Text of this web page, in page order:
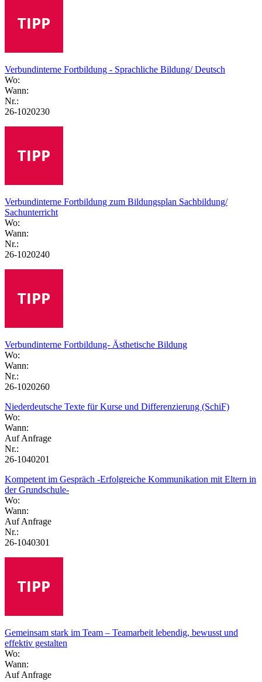
Verbundinterne Fortbildung - Sprachliche Bildung/ Deutsch
Wo:
Wann:
Nr.:
26-1020230
Verbundinterne Fortbildung zum Bildungsplan Sachbildung/
Sachunterricht
Wo:
Wann:
Nr.:
26-1020240
Verbundinterne Fortbildung- Ästhetische Bildung
Wo:
Wann:
Nr.:
26-1020260
Niederdeutsche Texte für Kurse und Differenzierung (SchiF)
Wo:
Wann:
Auf Anfrage
Nr.:
26-1040201
Kompetent im Gespräch -Erfolgreiche Kommunikation mit Eltern in
der Grundschule-
Wo:
Wann:
Auf Anfrage
Nr.:
26-1040301
Gemeinsam stark im Team – Teamarbeit lebendig, bewusst und
effektiv gestalten
Wo:
Wann:
Auf Anfrage